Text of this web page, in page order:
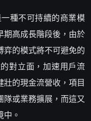
種不可持續的商業模
期高成長階段後，由於
的模式將不可避免的
對立面，加速用戶流
的現金流營收，項目
或業務擴展，而這又
。